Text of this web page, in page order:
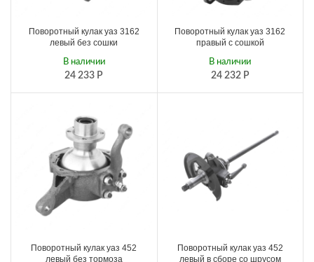
Поворотный кулак уаз 3162
левый без сошки
24 233 Р
В наличии
Поворотный кулак уаз 3162
правый с сошкой
24 232 Р
В наличии
Поворотный кулак уаз 452
левый без тормоза
Поворотный кулак уаз 452
левый в сборе со шрусом